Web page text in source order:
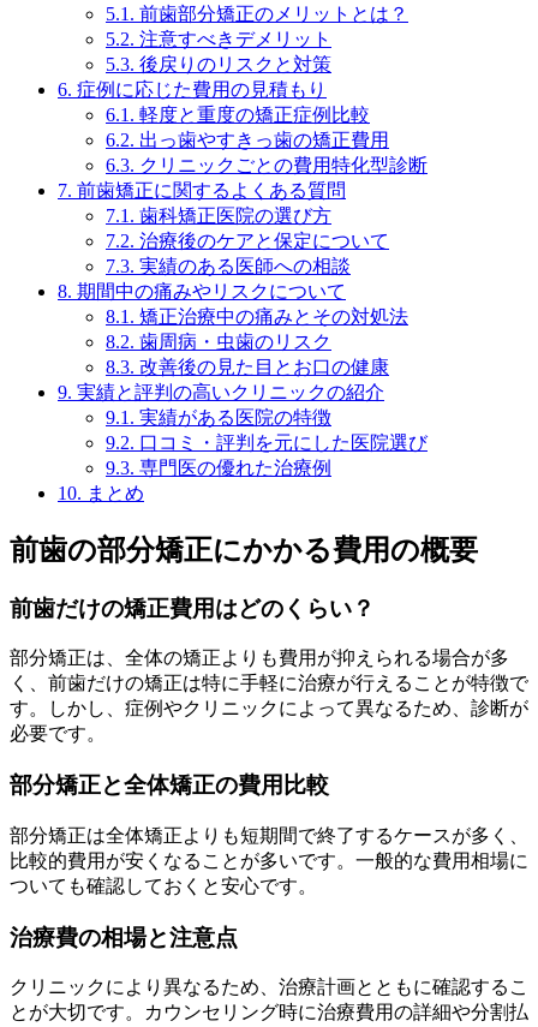
5.1. 前歯部分矯正のメリットとは？
5.2. 注意すべきデメリット
5.3. 後戻りのリスクと対策
6. 症例に応じた費用の見積もり
6.1. 軽度と重度の矯正症例比較
6.2. 出っ歯やすきっ歯の矯正費用
6.3. クリニックごとの費用特化型診断
7. 前歯矯正に関するよくある質問
7.1. 歯科矯正医院の選び方
7.2. 治療後のケアと保定について
7.3. 実績のある医師への相談
8. 期間中の痛みやリスクについて
8.1. 矯正治療中の痛みとその対処法
8.2. 歯周病・虫歯のリスク
8.3. 改善後の見た目とお口の健康
9. 実績と評判の高いクリニックの紹介
9.1. 実績がある医院の特徴
9.2. 口コミ・評判を元にした医院選び
9.3. 専門医の優れた治療例
10. まとめ
前歯の部分矯正にかかる費用の概要
前歯だけの矯正費用はどのくらい？
部分矯正は、全体の矯正よりも費用が抑えられる場合が多
く、前歯だけの矯正は特に手軽に治療が行えることが特徴で
す。しかし、症例やクリニックによって異なるため、診断が
必要です。
部分矯正と全体矯正の費用比較
部分矯正は全体矯正よりも短期間で終了するケースが多く、
比較的費用が安くなることが多いです。一般的な費用相場に
ついても確認しておくと安心です。
治療費の相場と注意点
クリニックにより異なるため、治療計画とともに確認するこ
とが大切です。カウンセリング時に治療費用の詳細や分割払